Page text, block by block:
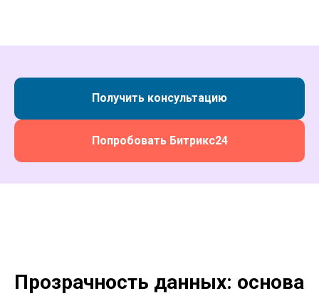
Получить консультацию
Попробовать Битрикс24
Прозрачность данных: основа